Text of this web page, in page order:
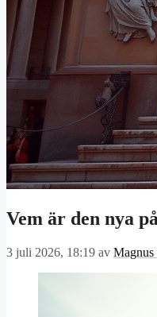
Vem är den nya
3 juli 2026, 18:19 av